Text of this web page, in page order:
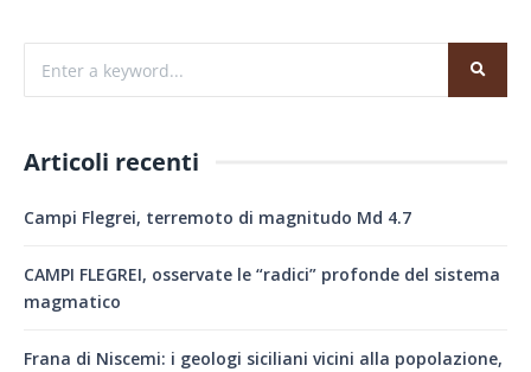
Articoli recenti
Campi Flegrei, terremoto di magnitudo Md 4.7
CAMPI FLEGREI, osservate le “radici” profonde del sistema
magmatico
Frana di Niscemi: i geologi siciliani vicini alla popolazione,